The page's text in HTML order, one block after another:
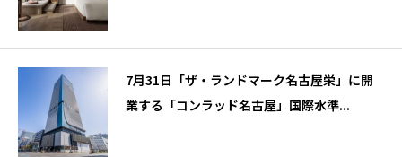
7月31日「ザ・ランドマーク名古屋栄」に開
業する「コンラッド名古屋」国際水準...